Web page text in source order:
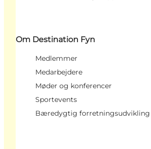
Om Destination Fyn
Medlemmer
Medarbejdere
Møder og konferencer
Sportevents
Bæredygtig forretningsudvikling